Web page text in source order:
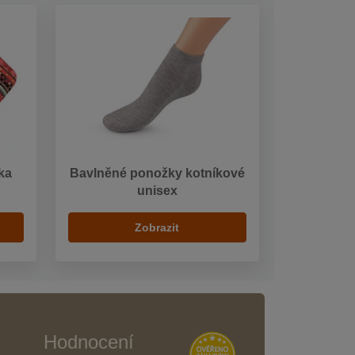
Bavlněné ponožky kotníkové
unisex
Zobrazit
Hodnocení